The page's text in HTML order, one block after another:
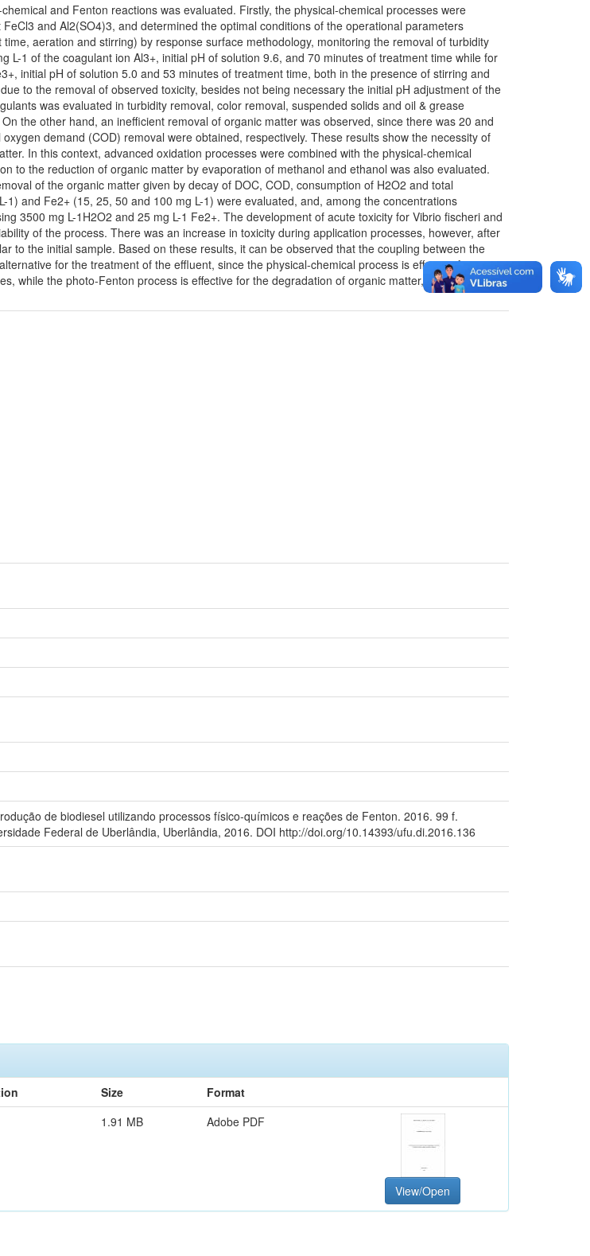
and Fenton reactions was evaluated. Firstly, the physical-chemical processes were
and Al2(SO4)3, and determined the optimal conditions of the operational parameters
aeration and stirring) by response surface methodology, monitoring the removal of turbidity
L-1 of the coagulant ion Al3+, initial pH of solution 9.6, and 70 minutes of treatment time while for
initial pH of solution 5.0 and 53 minutes of treatment time, both in the presence of stirring and
to the removal of observed toxicity, besides not being necessary the initial pH adjustment of the
was evaluated in turbidity removal, color removal, suspended solids and oil & grease
the other hand, an inefficient removal of organic matter was observed, since there was 20 and
demand (COD) removal were obtained, respectively. These results show the necessity of
In this context, advanced oxidation processes were combined with the physical-chemical
to the reduction of organic matter by evaporation of methanol and ethanol was also evaluated.
of the organic matter given by decay of DOC, COD, consumption of H2O2 and total
and Fe2+ (15, 25, 50 and 100 mg L-1) were evaluated, and, among the concentrations
3500 mg L-1H2O2 and 25 mg L-1 Fe2+. The development of acute toxicity for Vibrio fischeri and
of the process. There was an increase in toxicity during application processes, however, after
to the initial sample. Based on these results, it can be observed that the coupling between the
for the treatment of the effluent, since the physical-chemical process is effective for
while the photo-Fenton process is effective for the degradation of organic matter, occurring
de biodiesel utilizando processos físico-químicos e reações de Fenton. 2016. 99 f.
Federal de Uberlândia, Uberlândia, 2016. DOI http://doi.org/10.14393/ufu.di.2016.136
Size
Format
1.91 MB Adobe PDF
View/Open